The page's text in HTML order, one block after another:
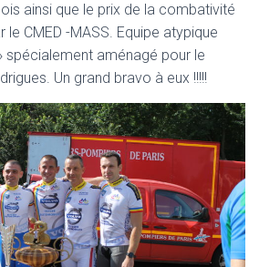
ainsi que le prix de la combativité
CMED -MASS. Equipe atypique
spécialement aménagé pour le
Un grand bravo à eux !!!!!